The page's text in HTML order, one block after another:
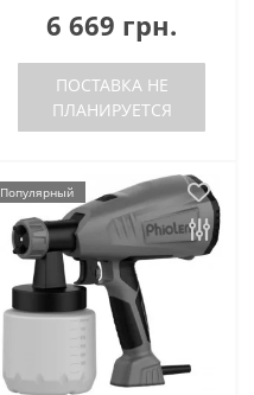
6 669 грн.
ПОСТАВКА НЕ
ПЛАНИРУЕТСЯ
Популярный